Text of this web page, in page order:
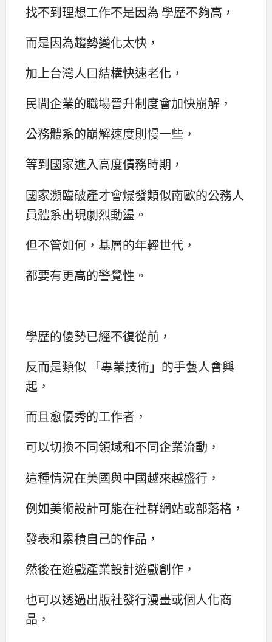
找不到理想工作不是因為 學歷不夠高，
而是因為趨勢變化太快，
加上台灣人口結構快速老化，
民間企業的職場晉升制度會加快崩解，
公務體系的崩解速度則慢一些，
等到國家進入高度債務時期，
國家瀕臨破產才會爆發類似南歐的公務人
員體系出現劇烈動盪。
但不管如何，基層的年輕世代，
都要有更高的警覺性。
學歷的優勢已經不復從前，
反而是類似 「專業技術」的手藝人會興
起，
而且愈優秀的工作者，
可以切換不同領域和不同企業流動，
這種情況在美國與中國越來越盛行，
例如美術設計可能在社群網站或部落格，
發表和累積自己的作品，
然後在遊戲產業設計遊戲創作，
也可以透過出版社發行漫畫或個人化商
品，